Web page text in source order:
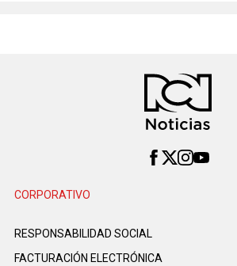
CORPORATIVO
RESPONSABILIDAD SOCIAL
FACTURACIÓN ELECTRÓNICA